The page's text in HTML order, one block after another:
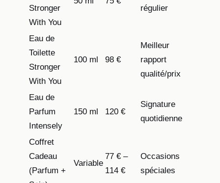
Stronger
With You
régulier
Eau de
Toilette
Stronger
With You
100 ml 98 €
Meilleur
rapport
qualité/prix
Eau de
Parfum
Intensely
150 ml 120 €
Signature
quotidienne
Coffret
Cadeau
(Parfum +
Variable
77 € –
114 €
Occasions
spéciales